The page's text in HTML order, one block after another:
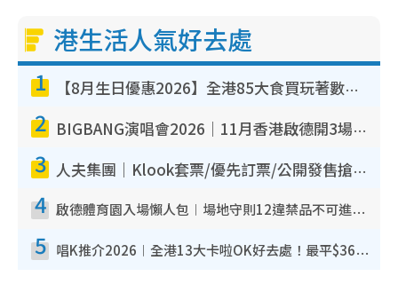
港生活人氣好去處
1 【8月生日優惠2026】全港85大食買玩著數攻略 自助餐/火鍋放題同行免費＋誠品/DONKI送現金券
2 BIGBANG演唱會2026｜11月香港啟德開3場！實名制VIP申請、優先購票攻略
3 人夫集團｜Klook套票/優先訂票/公開發售搶飛攻略！附票價.購票連結.場地座位表
4 啟德體育園入場懶人包︱場地守則12違禁品不可進場准帶細水樽但全場禁樽蓋！應援牌有限制！
5 唱K推介2026︱全港13大卡啦OK好去處！最平$36起 日文K都有！(附地址+收費詳情)